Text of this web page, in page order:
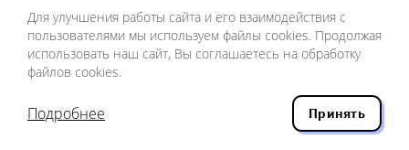
номер. И действительно, открытую, не
«внутреннюю» декларацию того, в чем состоят его
направление и убеждения и для чего он собирается
издавать «Дневник писателя», Достоевский просто
не мог бы себе позволить — как не мог себе
позволить в «Бесах» в окончательном тексте
Для улучшения работы сайта и его взаимодействия с
пользователями мы используем файлы cookies. Продолжая
использовать наш сайт, Вы соглашаетесь на обработку
файлов cookies.
Подробнее Принять